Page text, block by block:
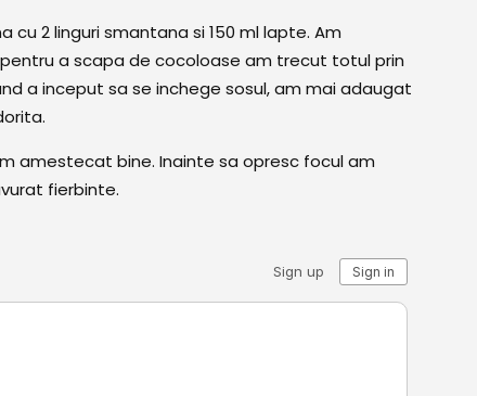
2 linguri smantana si 150 ml lapte. Am
a scapa de cocoloase am trecut totul prin
a inceput sa se inchege sosul, am mai adaugat
amestecat bine. Inainte sa opresc focul am
fierbinte.